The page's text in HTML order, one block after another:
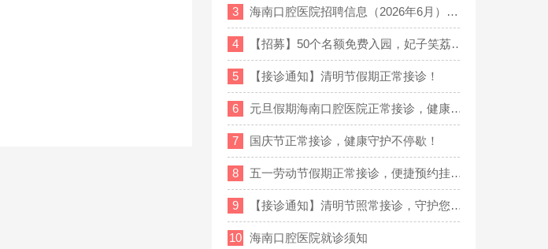
3 海南口腔医院招聘信息（2026年6月）…
4 【招募】50个名额免费入园，妃子笑荔…
5 【接诊通知】清明节假期正常接诊！
6 元旦假期海南口腔医院正常接诊，健康…
7 国庆节正常接诊，健康守护不停歇！
8 五一劳动节假期正常接诊，便捷预约挂…
9 【接诊通知】清明节照常接诊，守护您…
10 海南口腔医院就诊须知